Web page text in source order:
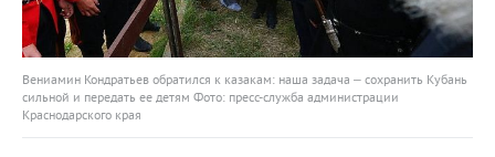
Вениамин Кондратьев обратился к казакам: наша задача – сохранить Кубань
сильной и передать ее детям Фото: пресс-служба администрации
Краснодарского края